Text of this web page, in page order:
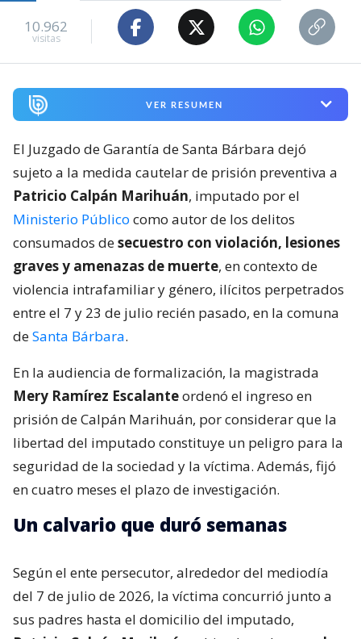
10.962
visitas
VER RESUMEN
El Juzgado de Garantía de Santa Bárbara dejó
sujeto a la medida cautelar de prisión preventiva a
Patricio Calpán Marihuán, imputado por el
Ministerio Público como autor de los delitos
consumados desecuestro con violación, lesiones
graves y amenazas de muerte, en contexto de
violencia intrafamiliar y género, ilícitos perpetrados
entre el 7 y 23 de julio recién pasado, en la comuna
deSanta Bárbara.
En la audiencia de formalización, la magistrada
Mery Ramírez Escalanteordenó el ingreso en
prisión de Calpán Marihuán, por considerar que la
libertad del imputado constituye un peligro para la
seguridad de la sociedad y la víctima. Además, fijó
en cuatro meses el plazo de investigación.
Un calvario que duró semanas
Según el ente persecutor, alrededor del mediodía
del 7 de julio de 2026, la víctima concurrió junto a
sus padres hasta el domicilio del imputado,